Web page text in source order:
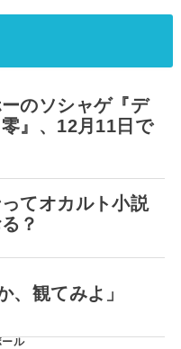
ーのソシャゲ『デ
』、12月11日で
てオカルト小説
？
、観てみよ」
ール